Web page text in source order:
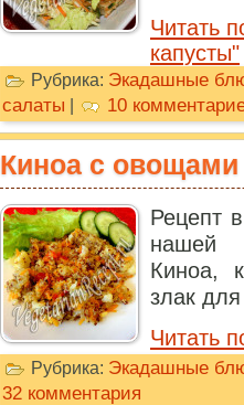
Читать
капусты"
Рубрика: Экадашные
салаты
10
Киноа с овощами
Рецепт
нашей
Киноа,
злак
Читать
Рубрика: Экадашные
32 комментария